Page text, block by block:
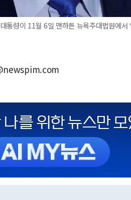
통령이 11월 6일 맨하튼 뉴욕주대법원에